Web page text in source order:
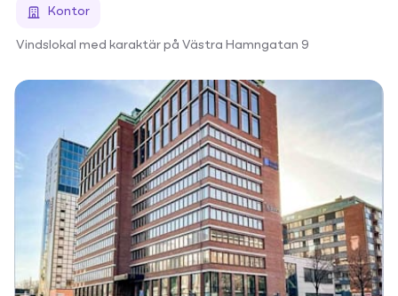
Kontor
Vindslokal med karaktär på Västra Hamngatan 9